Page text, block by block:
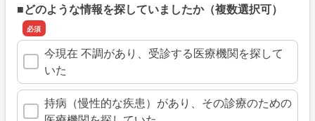
■どのような情報を探していましたか（複数選択可）
今現在 不調があり、受診する医療機関を探して
いた
持病（慢性的な疾患）があり、その診療のための